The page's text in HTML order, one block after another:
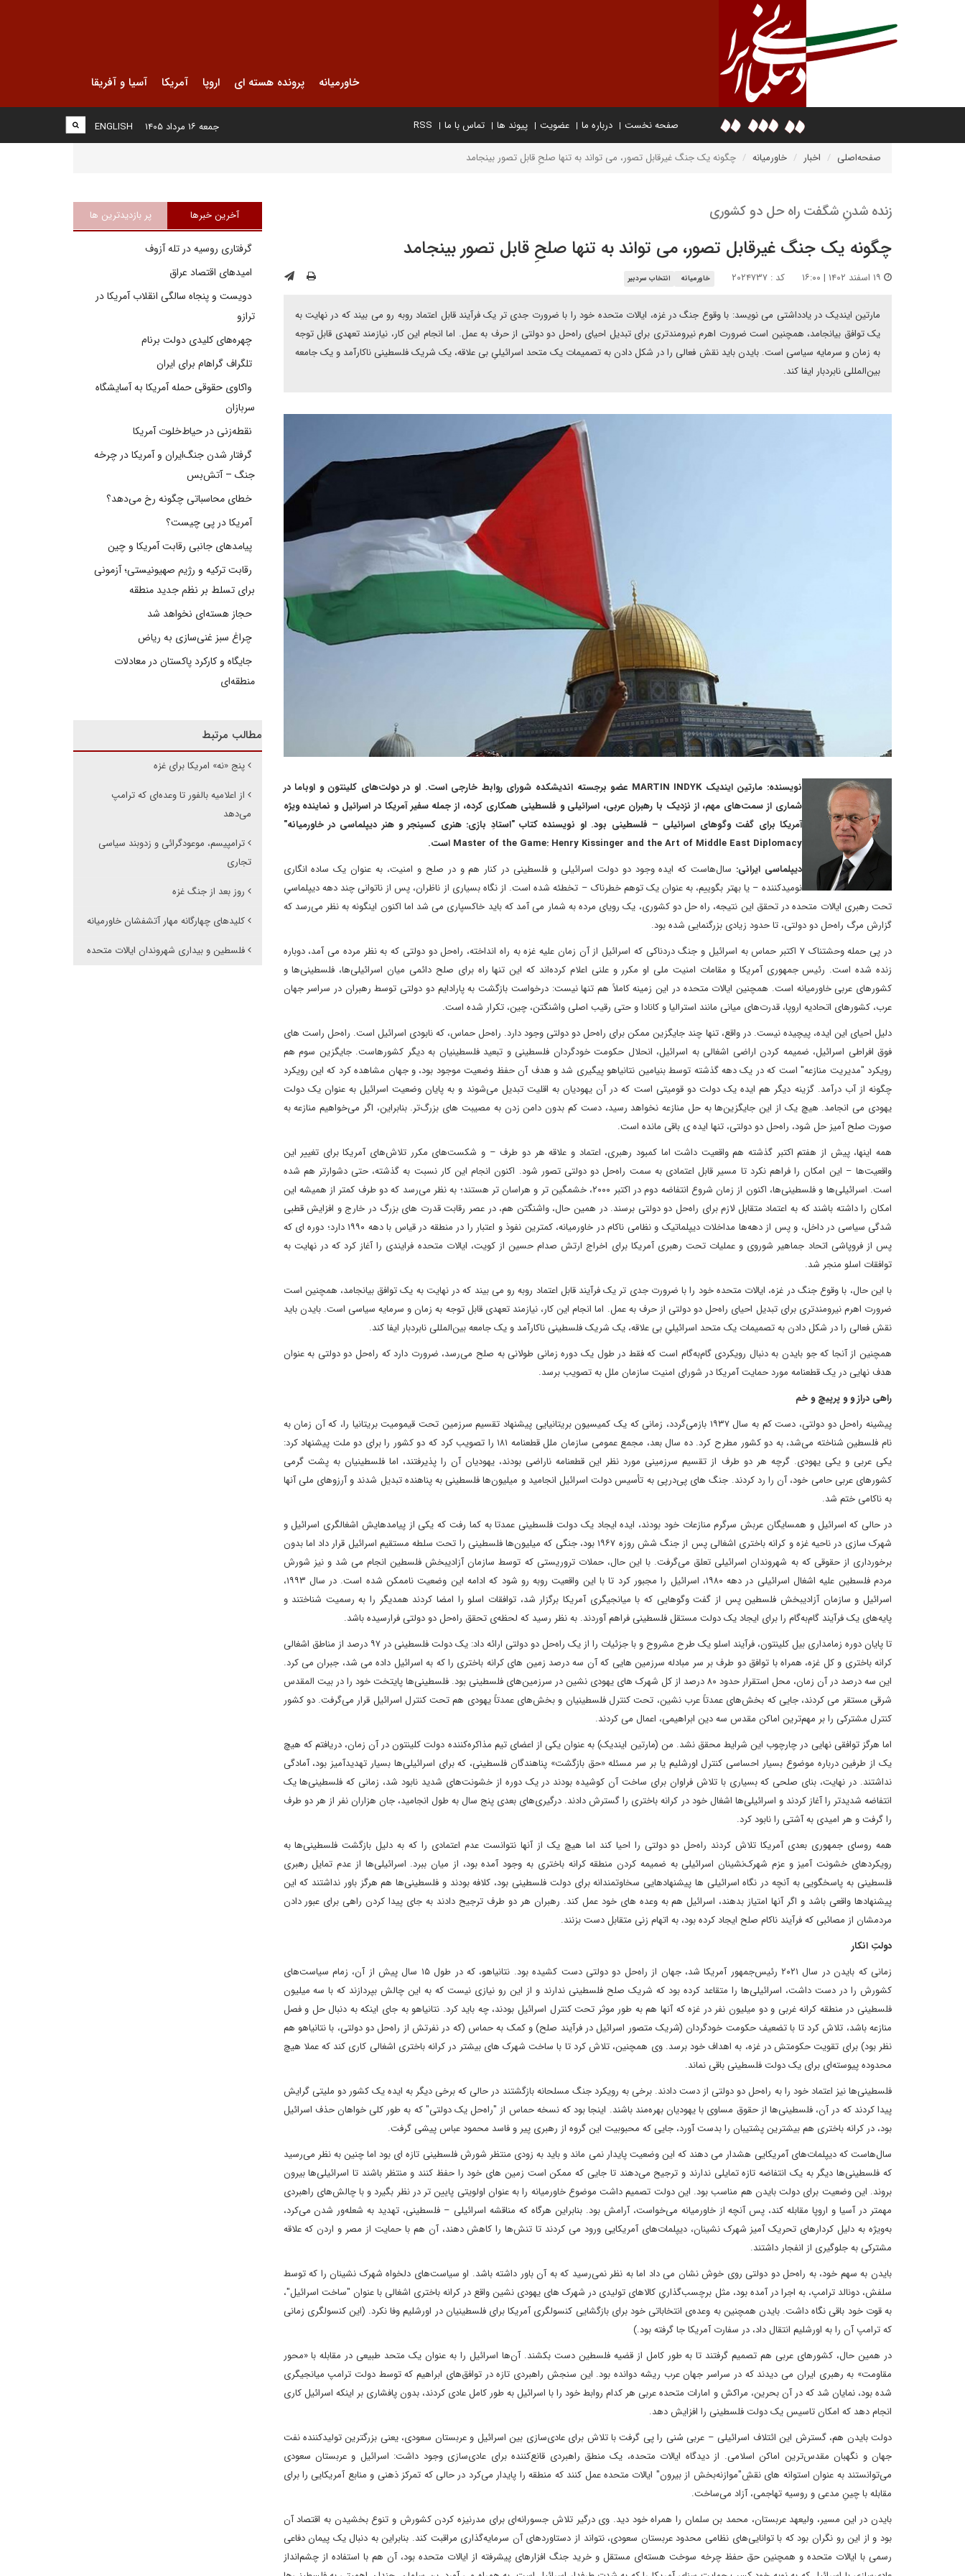
خاورمیانه پرونده هسته ای اروپا آمریکا آسیا و آفریقا
صفحه نخست درباره ما عضویت پیوند ها تماس با ما RSS
ENGLISH جمعه ۱۶ مرداد ۱۴۰۵
صفحه‌اصلی اخبار خاورمیانه چگونه یک جنگ غیرقابل تصور، می تواند به تنها صلحِ قابل تصور بینجامد
زنده شدنِ شگفت راه حل دو کشوری
چگونه یک جنگ غیرقابل تصور، می تواند به تنها صلحِ قابل تصور بینجامد
کد : ۲۰۲۴۷۳۷ خاورمیانه انتخاب سردبیر
مارتین ایندیک در یادداشتی می نویسد: با وقوع جنگ در غزه، ایالات متحده خود را با ضرورت جدی تر یک فرآیند قابل اعتماد روبه رو می بیند که در نهایت به
یک توافق بیانجامد، همچنین است ضرورت اهرم نیرومندتری برای تبدیل احیای راه‌حل دو دولتی از حرف به عمل. اما انجام این کار، نیازمند تعهدی قابل توجه
به زمان و سرمایه سیاسی است. بایدن باید نقش فعالی را در شکل دادن به تصمیمات یک متحد اسرائیلیِ بی علاقه، یک شریک فلسطینی ناکارآمد و یک جامعه
بین‌المللی نابردبار ایفا کند.
نویسنده: مارتین ایندیک MARTIN INDYK عضو برجسته اندیشکده شورای روابط خارجی است. او در دولت‌های کلینتون و اوباما در
شماری از سمت‌های مهم، از نزدیک با رهبران عربی، اسرائیلی و فلسطینی همکاری کرده، از جمله سفیر آمریکا در اسرائیل و نماینده ویژه
آمریکا برای گفت وگوهای اسرائیلی – فلسطینی بود. او نویسنده کتاب "استادِ بازی: هنری کسینجر و هنر دیپلماسی در خاورمیانه"
Master of the Game: Henry Kissinger and the Art of Middle East Diplomacy است.
دیپلماسی ایرانی: سال‌هاست که ایده وجود دو دولت اسرائیلی و فلسطینی در کنار هم و در صلح و امنیت، به عنوان یک ساده انگاری
نومیدکننده – یا بهتر بگوییم، به عنوان یک توهم خطرناک – تخطئه شده است. از نگاه بسیاری از ناظران، پس از ناتوانی چند دهه دیپلماسیِ
تحت رهبری ایالات متحده در تحقق این نتیجه، راه حل دو کشوری، یک رویای مرده به شمار می آمد که باید خاکسپاری می شد اما اکنون اینگونه به نظر می‌رسد که
گزارش‌ مرگ راه‌حل دو دولتی، تا حدود زیادی بزرگنمایی شده بود.
در پی حمله وحشتناک ۷ اکتبر حماس به اسرائیل و جنگ دردناکی که اسرائیل از آن زمان علیه غزه به راه انداخته، راه‌حل دو دولتی که به نظر مرده می آمد، دوباره
زنده شده است. رئیس جمهوری آمریکا و مقامات امنیت ملی او مکرر و علنی اعلام کرده‌اند که این تنها راه برای صلح دائمی میان اسرائیلی‌ها، فلسطینی‌ها و
کشورهای عربی خاورمیانه است. همچنین ایالات متحده در این زمینه کاملاً هم تنها نیست: درخواست بازگشت به پارادایم دو دولتی توسط رهبران در سراسر جهان
عرب، کشورهای اتحادیه اروپا، قدرت‌های میانی مانند استرالیا و کانادا و حتی رقیب اصلی واشنگتن، چین، تکرار شده است.
دلیل احیای این ایده، پیچیده نیست. در واقع، تنها چند جایگزین ممکن برای راه‌حل دو دولتی وجود دارد. راه‌حل حماس، که نابودی اسرائیل است. راه‌حل راست های
فوق افراطی اسرائیل، ضمیمه کردن اراضی اشغالی به اسرائیل، انحلال حکومت خودگردان فلسطینی و تبعید فلسطینیان به دیگر کشورهاست. جایگزین سوم هم
رویکرد "مدیریت منازعه" است که در یک دهه‌ گذشته توسط بنیامین نتانیاهو پیگیری ‌شد و هدف آن حفظ وضعیت موجود بود، و جهان مشاهده کرد که این رویکرد
چگونه از آب درآمد. گزینه دیگر هم ایده یک دولت دو قومیتی است که در آن یهودیان به اقلیت تبدیل می‌شوند و به پایان وضعیت اسرائیل به عنوان یک دولت
یهودی می انجامد. هیچ یک از این جایگزین‌ها به حل منازعه نخواهد رسید، دست کم بدون دامن زدن به مصیبت های بزرگ‌تر. بنابراین، اگر می‌خواهیم منازعه به
صورت صلح آمیز حل شود، راه‌حل دو دولتی، تنها ایده ی باقی مانده است.
همه اینها، پیش از هفتم اکتبر گذشته هم واقعیت داشت اما کمبود رهبری، اعتماد و علاقه هر دو طرف – و شکست‌های مکرر تلاش‌های آمریکا برای تغییر این
واقعیت‌ها – این امکان را فراهم نکرد تا مسیر قابل اعتمادی به سمت راه‌حل دو دولتی تصور شود. اکنون انجام این کار نسبت به گذشته، حتی دشوارتر هم شده
است. اسرائیلی‌ها و فلسطینی‌ها، اکنون از زمان شروع انتفاضه دوم در اکتبر ۲۰۰۰، خشمگین تر و هراسان تر هستند؛ به نظر می‌رسد که دو طرف کمتر از همیشه این
امکان را داشته باشند که به اعتماد متقابل لازم برای راه‌حل دو دولتی برسند. در همین حال، واشنگتن هم، در عصر رقابت قدرت های بزرگ در خارج و افزایش قطبی
شدگی سیاسی در داخل، و پس از دهه‌ها مداخلات دیپلماتیک و نظامی ناکام در خاورمیانه، کمترین نفوذ و اعتبار را در منطقه در قیاس با دهه ۱۹۹۰ دارد؛ دوره ای که
پس از فروپاشی اتحاد جماهیر شوروی و عملیات تحت رهبری آمریکا برای اخراج ارتش صدام حسین از کویت، ایالات متحده فرایندی را آغاز کرد که در نهایت به
توافقات اسلو منجر شد.
با این حال، با وقوع جنگ در غزه، ایالات متحده خود را با ضرورت جدی تر یک فرآیند قابل اعتماد روبه رو می بیند که در نهایت به یک توافق بیانجامد، همچنین است
ضرورت اهرم نیرومندتری برای تبدیل احیای راه‌حل دو دولتی از حرف به عمل. اما انجام این کار، نیازمند تعهدی قابل توجه به زمان و سرمایه سیاسی است. بایدن باید
نقش فعالی را در شکل دادن به تصمیمات یک متحد اسرائیلیِ بی علاقه، یک شریک فلسطینی ناکارآمد و یک جامعه بین‌المللی نابردبار ایفا کند.
همچنین از آنجا که جو بایدن به دنبال رویکردی گام‌به‌گام است که فقط در طول یک دوره زمانی طولانی به صلح می‌رسد، ضرورت دارد که راه‌حل دو دولتی به عنوان
هدف نهایی در یک قطعنامه مورد حمایت آمریکا در شورای امنیت سازمان ملل به تصویب برسد.
راهی دراز و و پرپیچ و خم
پیشینه راه‌حل دو دولتی، دست کم به سال ۱۹۳۷ بازمی‌گردد، زمانی که یک کمیسیون بریتانیایی پیشنهاد تقسیم سرزمین تحت قیمومیت بریتانیا را، که آن زمان به
نام فلسطین شناخته می‌شد، به دو کشور مطرح کرد. ده سال بعد، مجمع عمومی سازمان ملل قطعنامه ۱۸۱ را تصویب کرد که دو کشور را برای دو ملت پیشنهاد کرد:
یکی عربی و یکی یهودی. گرچه هر دو طرف از تقسیم سرزمینی مورد نظر این قطعنامه ناراضی بودند، یهودیان آن را پذیرفتند، اما فلسطینیان به پشت گرمی
کشورهای عربی حامی خود، آن را رد کردند. جنگ های پی‌درپی به تأسیس دولت اسرائیل انجامید و میلیون‌ها فلسطینی به پناهنده تبدیل شدند و آرزوهای ملی آنها
به ناکامی ختم شد.
در حالی که اسرائیل و همسایگان عربش سرگرم منازعات خود بودند، ایده ایجاد یک دولت فلسطینی عمدتا به کما رفت که یکی از پیامدهایش اشغالگری اسرائیل و
شهرک سازی در ناحیه غزه و کرانه باختری اشغالی پس از جنگ شش روزه ۱۹۶۷ بود، جنگی که میلیون‌ها فلسطینی را تحت سلطه مستقیم اسرائیل قرار داد اما بدون
برخورداری از حقوقی که به شهروندان اسرائیلی تعلق می‌گرفت. با این حال، حملات تروریستی که توسط سازمان آزادیبخش فلسطین انجام می شد و نیز شورش
مردم فلسطین علیه اشغال اسرائیلی در دهه ۱۹۸۰، اسرائیل را مجبور کرد تا با این واقعیت روبه رو شود که ادامه این وضعیت ناممکن شده است. در سال ۱۹۹۳،
اسرائیل و سازمان آزادیبخش فلسطین پس از گفت وگوهایی که با میانجیگری آمریکا برگزار شد، توافقات اسلو را امضا کردند همدیگر را به رسمیت شناختند و
پایه‌های یک فرآیند گام‌به‌گام را برای ایجاد یک دولت مستقل فلسطینی فراهم آوردند. به نظر رسید که لحظه‌ی تحقق راه‌حل دو دولتی فرارسیده باشد.
تا پایان دوره زمامداری بیل کلینتون، فرآیند اسلو یک طرح مشروح و با جزئیات را از یک راه‌حل دو دولتی ارائه داد: یک دولت فلسطینی در ۹۷ درصد از مناطق اشغالی
کرانه باختری و کل غزه، همراه با توافق دو طرف بر سر مبادله سرزمین هایی که آن سه درصد زمین های کرانه باختری را که به اسرائیل داده می شد، جبران می کرد.
این سه درصد در آن زمان، محل استقرار حدود ۸۰ درصد از کل شهرک های یهودی نشین در سرزمین‌های فلسطینی بود. فلسطینی‌ها پایتخت خود را در بیت المقدس
شرقی مستقر می کردند، جایی که بخش‌های عمدتاً عرب نشین، تحت کنترل فلسطینیان و بخش‌های عمدتاً یهودی هم تحت کنترل اسرائیل قرار می‌گرفت. دو کشور
کنترل مشترکی را بر مهم‌ترین اماکن مقدس سه دین ابراهیمی، اعمال می کردند.
اما هرگز توافقی نهایی در چارچوب این شرایط محقق نشد. من (مارتین ایندیک) به عنوان یکی از اعضای تیم مذاکره‌کننده دولت کلینتون در آن زمان، دریافتم که هیچ
یک از طرفین درباره موضوع بسیار احساسی کنترل اورشلیم یا بر سر مسئله «حق بازگشت» پناهندگان فلسطینی، که برای اسرائیلی‌ها بسیار تهدیدآمیز بود، آمادگی
نداشتند. در نهایت، بنای صلحی که بسیاری با تلاش فراوان برای ساخت آن کوشیده بودند در یک دوره از خشونت‌های شدید نابود شد، زمانی که فلسطینی‌ها یک
انتفاضه شدیدتر را آغاز کردند و اسرائیلی‌ها اشغال خود در کرانه باختری را گسترش دادند. درگیری‌های بعدی پنج سال به طول انجامید، جان هزاران نفر از هر دو طرف
را گرفت و هر امیدی به آشتی را نابود کرد.
همه روسای ‌جمهوری بعدی آمریکا تلاش کردند راه‌حل دو دولتی را احیا کند اما هیچ یک از آنها نتوانست عدم اعتمادی را که به دلیل بازگشت فلسطینی‌ها به
رویکردهای خشونت آمیز و عزم شهرک‌نشینان اسرائیلی به ضمیمه کردن منطقه کرانه باختری به وجود آمده بود، از میان ببرد. اسرائیلی‌ها از عدم تمایل رهبری
فلسطینی به پاسخگویی به آنچه در نگاه اسرائیلی ها پیشنهادهایی سخاوتمندانه برای دولت فلسطینی بود، کلافه بودند و فلسطینی‌ها هم هرگز باور نداشتند که این
پیشنهادها واقعی باشد و اگر آنها امتیاز بدهند، اسرائیل هم به وعده های خود عمل کند. رهبران هر دو طرف ترجیح دادند به جای پیدا کردن راهی برای عبور دادن
مردمشان از مصائبی که فرآیند ناکام صلح ایجاد کرده بود، به اتهام زنی متقابل دست بزنند.
دولتِ انکار
زمانی که بایدن در سال ۲۰۲۱ رئیس‌جمهور آمریکا شد، جهان از راه‌حل دو دولتی دست کشیده بود. نتانیاهو، که در طول ۱۵ سال پیش از آن، زمام سیاست‌های
کشورش را در دست داشت، اسرائیلی‌ها را متقاعد کرده بود که شریک صلح فلسطینی ندارند و از این رو نیازی نیست که به این چالش بپردازند که با سه میلیون
فلسطینی در منطقه کرانه غربی و دو میلیون نفر در غزه که آنها هم به طور موثر تحت کنترل اسرائیل بودند، چه باید کرد. نتانیاهو به جای اینکه به دنبال حل و فصل
منازعه باشد، تلاش کرد تا با تضعیف‌ حکومت خودگردان (شریک متصور اسرائیل در فرآیند صلح) و کمک به حماس (که در نفرتش از راه‌حل دو دولتی، با نتانیاهو هم
نظر بود) برای تقویت حکومتش در غزه، به اهداف خود برسد. وی همچنین، تلاش کرد تا با ساخت شهرک های بیشتر در کرانه باختری اشغالی کاری کند که عملا هیچ
محدوده پیوسته‌ای برای یک دولت فلسطینی باقی نماند.
فلسطینی‌ها نیز اعتماد خود را به راه‌حل دو دولتی از دست دادند. برخی به رویکرد جنگ مسلحانه بازگشتند در حالی که برخی دیگر به ایده یک کشور دو ملیتی گرایش
پیدا کردند که در آن، فلسطینی‌ها از حقوق مساوی با یهودیان بهره‌مند باشند. اینجا بود که نسخه حماس از "راه‌حل یک دولتی" که به طور کلی خواهان حذف اسرائیل
بود، در کرانه باختری هم بیشترین پشتیبان را بدست آورد، جایی که محبوبیت این گروه از رهبری پیر و فاسد محمود عباس پیشی گرفت.
سال‌هاست که دیپلمات‌های آمریکایی هشدار می دهند که این وضعیت پایدار نمی ماند و باید به زودی منتظر شورش فلسطینی تازه ای بود اما چنین به نظر می‌رسید
که فلسطینی‌ها دیگر به یک انتفاضه تازه تمایلی ندارند و ترجیح می‌دهند تا جایی که ممکن است زمین های خود را حفظ کنند و منتظر باشند تا اسرائیلی‌ها بیرون
بروند. این وضعیت برای دولت بایدن هم مناسب بود. این دولت تصمیم داشت موضوع خاورمیانه را به عنوان اولویتی پایین تر در نظر بگیرد و با چالش‌های راهبردی
مهمتر در آسیا و اروپا مقابله کند، پس آنچه از خاورمیانه می‌خواست، آرامش بود. بنابراین هرگاه که مناقشه اسرائیلی – فلسطینی، تهدید به شعله‌ور شدن می‌کرد،
به‌ویژه به دلیل کردارهای تحریک آمیز شهرک نشینان، دیپلمات‌های آمریکایی ورود می کردند تا تنش‌ها را کاهش دهند، آن هم با حمایت از مصر و اردن که علاقه
مشترکی به جلوگیری از انفجار داشتند.
بایدن به سهم خود، به راه‌حل دو دولتی روی خوش نشان می داد اما به نظر نمی‌رسید که به آن باور داشته باشد. او سیاست‌های دلخواه شهرک نشینان را که توسط
سلفش، دونالد ترامپ، به اجرا در آمده بود، مثل برچسب‌گذاریِ کالاهای تولیدی در شهرک های یهودی نشین واقع در کرانه باختری اشغالی با عنوان "ساخت اسرائیل"،
به قوت خود باقی نگاه داشت. بایدن همچنین به وعده‌ی انتخاباتی خود برای بازگشایی کنسولگری آمریکا برای فلسطینیان در اورشلیم وفا نکرد. (این کنسولگری زمانی
که ترامپ آن را به اورشلیم انتقال داد، در سفارت آمریکا جا گرفته بود.)
در همین حال، کشورهای عربی هم تصمیم گرفتند تا به طور کامل از قضیه فلسطین دست بکشند. آن‌ها اسرائیل را به عنوان یک متحد طبیعی در مقابله با «محور
مقاومت» به رهبری ایران می دیدند که در سراسر جهان عرب ریشه دوانده بود. این سنجش راهبردی تازه در توافق‌های ابراهیم که توسط دولت ترامپ میانجیگری
شده بود، نمایان شد که در آن بحرین، مراکش و امارات متحده عربی هر کدام روابط خود را با اسرائیل به طور کامل عادی کردند، بدون پافشاری بر اینکه اسرائیل کاری
انجام دهد که امکان تاسیس یک دولت فلسطینی را افزایش دهد.
دولت بایدن هم، گسترش این ائتلاف اسرائیلی – عربی سُنی را پی گرفت با تلاش برای عادی‌سازی بین اسرائیل و عربستان سعودی، یعنی بزرگترین تولیدکننده نفت
جهان و نگهبان مقدس‌ترین اماکن اسلامی. از دیدگاه ایالات متحده، یک منطق راهبردی قانع‌کننده برای عادی‌سازی وجود داشت: اسرائیل و عربستان سعودی
می‌توانستند به عنوان استوانه های نقشِ"موازنه‌بخش از بیرون" ایالات متحده عمل کنند که منطقه را پایدار می‌کرد در حالی که تمرکز ذهنی و منابع آمریکایی را برای
مقابله با چینِ مدعی و روسیه تهاجمی، آزاد می‌ساخت.
بایدن در این مسیر، ولیعهد عربستان، محمد بن سلمان را همراه خود دید. وی درگیر تلاش جسورانه‌ای برای مدرنیزه کردن کشورش و تنوع بخشیدن به اقتصاد آن
بود و از این رو نگران بود که با توانایی‌های نظامی محدود عربستان سعودی، نتواند از دستاوردهای آن سرمایه‌گذاری مراقبت کند. بنابراین به دنبال یک پیمان دفاعی
رسمی با ایالات متحده و همچنین حق حفظ چرخه سوخت هسته‌ای مستقل و خرید جنگ افزارهای پیشرفته از ایالات متحده بود، آن هم با استفاده از چشم‌انداز
آخرین خبرها پر بازدیدترین ها
گرفتاری روسیه در تله آزوف
امیدهای اقتصاد عراق
دویست و پنجاه سالگی انقلاب آمریکا در
ترازو
چهره‌های کلیدی دولت برنام
تلگراف گراهام برای ایران
واکاوی حقوقی حمله آمریکا به آسایشگاه
سربازان
نقطه‌زنی در حیاط‌خلوت آمریکا
گرفتار شدن جنگ‌ایران و آمریکا در چرخه
جنگ – آتش‌بس
خطای محاسباتی چگونه رخ می‌دهد؟
آمریکا در پی چیست؟
پیامدهای جانبی رقابت آمریکا و چین
رقابت ترکیه و رژیم صهیونیستی؛ آزمونی
برای تسلط بر نظم جدید منطقه
حجاز هسته‌ای نخواهد شد
چراغ سبز غنی‌سازی به ریاض
جایگاه و کارکرد پاکستان در معادلات
منطقه‌ای
مطالب مرتبط
پنج «نه» امریکا برای غزه
از اعلامیه بالفور تا وعده‌ای که ترامپ
می‌دهد
ترامپیسم، موعودگرائی و زدوبند سیاسی
تجاری
روز بعد از جنگ غزه
کلیدهای چهارگانه مهار آتشفشان خاورمیانه
فلسطین و بیداری شهروندان ایالات متحده